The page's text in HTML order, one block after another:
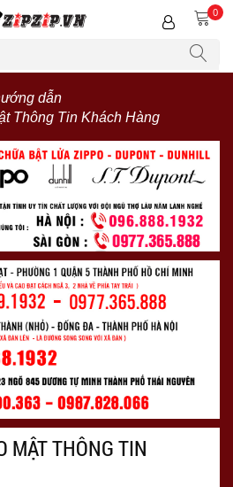
0
dẫn
Thông Tin Khách Hàng
MẬT THÔNG TIN